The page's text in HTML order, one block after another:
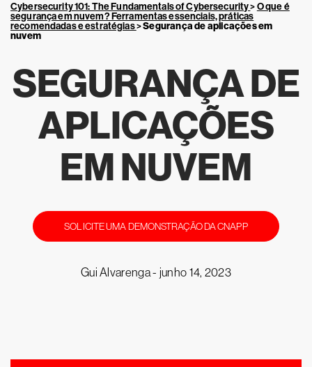
Cybersecurity 101: The Fundamentals of Cybersecurity>O que é
segurança em nuvem? Ferramentas essenciais, práticas
recomendadas e estratégias>Segurança de aplicações em
nuvem
SEGURANÇA DE
APLICAÇÕES
EM NUVEM
SOLICITE UMA DEMONSTRAÇÃO DA CNAPP
Gui Alvarenga - junho 14, 2023